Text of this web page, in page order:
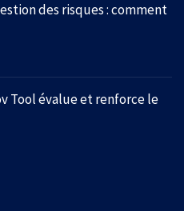
des risques : comment
Tool évalue et renforce le